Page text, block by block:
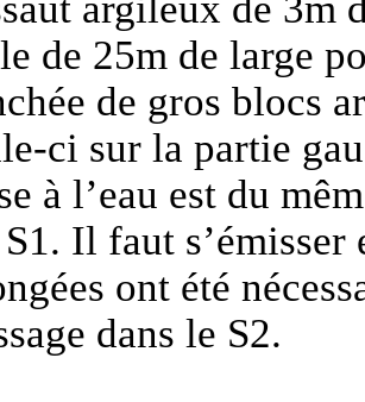
de 25m de large
de gros blocs
ci sur la partie
à l’eau est du
Il faut
ont été
dans le S2.